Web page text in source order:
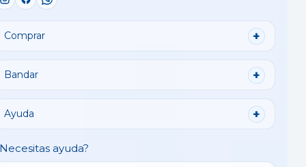
Comprar
Bandar
Ayuda
ayuda?